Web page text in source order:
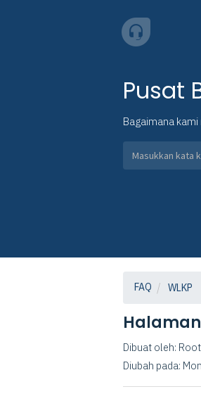
Pusat
Bagaimana
FAQ WLKP
Dibuat oleh:
Diubah pada: